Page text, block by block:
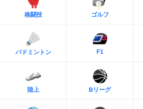
格闘技 ゴルフ
バドミントン F1
陸上 Bリーグ